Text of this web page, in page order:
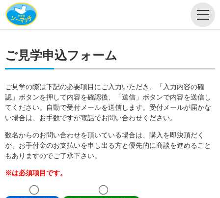
ご見学申込フォーム
ご見学の際は下記の必要項目にご入力いただき、「入力内容の確
認」ボタンを押して内容を確認後、「送信」ボタンで内容を送信し
てください。自動で受付メールを送信します。受付メールが届かな
い場合は、お手数ですが電話でお問い合わせください。
数名からのお問い合わせを頂いている場合は、購入を即決頂だく
か、お手付金のお支払いを申し出る方と優先的に商談を進めること
もありますのでご了承下さい。
※は必須項目です。